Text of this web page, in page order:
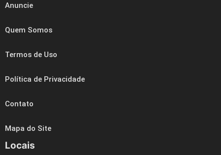
Anuncie
Quem Somos
Termos de Uso
Política de Privacidade
Contato
Mapa do Site
Locais